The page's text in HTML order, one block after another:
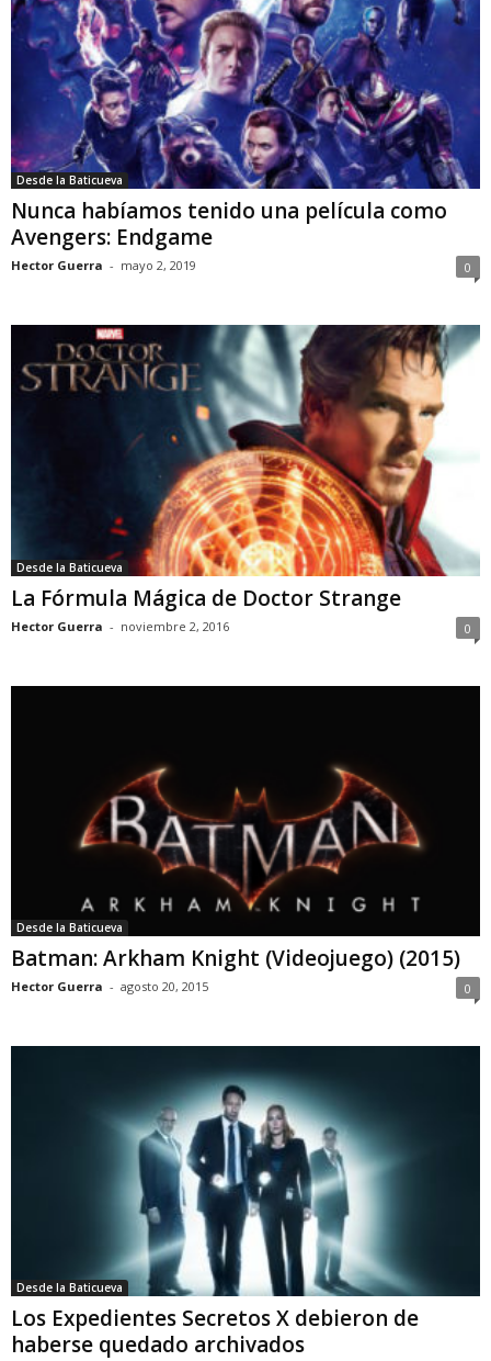
Desde la Baticueva
Nunca habíamos tenido una película como
Avengers: Endgame
Hector Guerra - mayo 2, 2019 0
Desde la Baticueva
La Fórmula Mágica de Doctor Strange
Hector Guerra - noviembre 2, 2016 0
Desde la Baticueva
Batman: Arkham Knight (Videojuego) (2015)
Hector Guerra - agosto 20, 2015 0
Desde la Baticueva
Los Expedientes Secretos X debieron de
haberse quedado archivados